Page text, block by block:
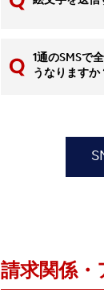
1通のSMSで
うなりますか
請求関係